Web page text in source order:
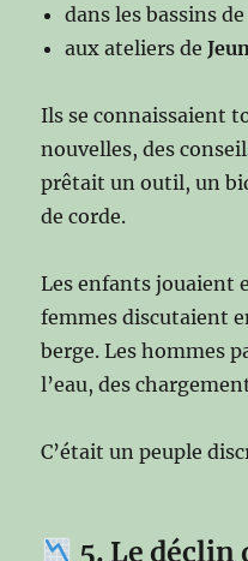
dans les bassins
aux ateliers de
Ils se connaissaient
nouvelles, des
prêtait un outil, un
de corde.
Les enfants jouaient
femmes discutaient
berge. Les hommes
l’eau, des
C’était un peuple
5. Le déclin